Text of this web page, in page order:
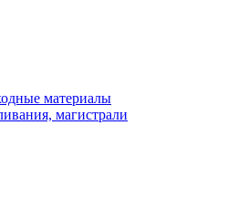
материалы
магистрали